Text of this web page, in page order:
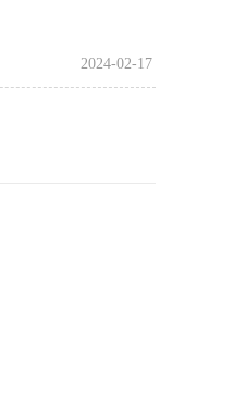
2024-02-17